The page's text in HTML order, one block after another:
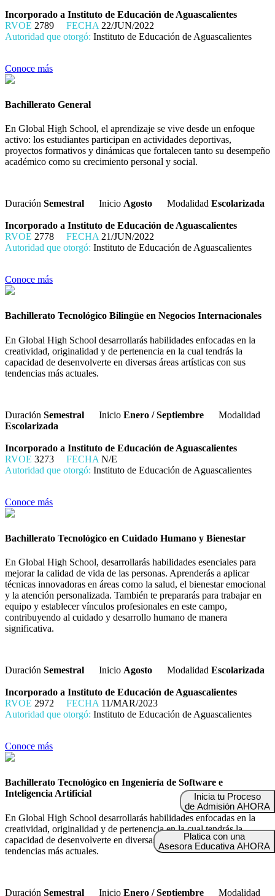
Incorporado a Instituto de Educación de Aguascalientes
RVOE 2789 FECHA 22/JUN/2022
Autoridad que otorgó: Instituto de Educación de Aguascalientes
Conoce más
Bachillerato General
En Global High School, el aprendizaje se vive desde un enfoque
activo: los estudiantes participan en actividades deportivas,
proyectos formativos y dinámicas que fortalecen tanto su desempeño
académico como su crecimiento personal y social.
Duración Semestral Inicio Agosto Modalidad Escolarizada
Incorporado a Instituto de Educación de Aguascalientes
RVOE 2778 FECHA 21/JUN/2022
Autoridad que otorgó: Instituto de Educación de Aguascalientes
Conoce más
Bachillerato Tecnológico Bilingüe en Negocios Internacionales
En Global High School desarrollarás habilidades enfocadas en la
creatividad, originalidad y de pertenencia en la cual tendrás la
capacidad de desenvolverte en diversas áreas artísticas con sus
tendencias más actuales.
Duración Semestral Inicio Enero / Septiembre
Modalidad
Escolarizada
Incorporado a Instituto de Educación de Aguascalientes
RVOE 3273 FECHA N/E
Autoridad que otorgó: Instituto de Educación de Aguascalientes
Conoce más
Bachillerato Tecnológico en Cuidado Humano y Bienestar
En Global High School, desarrollarás habilidades esenciales para
mejorar la calidad de vida de las personas. Aprenderás a aplicar
técnicas innovadoras en áreas como la salud, el bienestar emocional
y la atención personalizada. También te prepararás para trabajar en
equipo y establecer vínculos profesionales en este campo,
contribuyendo al cuidado y desarrollo humano de manera
significativa.
Duración Semestral Inicio Agosto Modalidad Escolarizada
Incorporado a Instituto de Educación de Aguascalientes
RVOE 2972 FECHA 11/MAR/2023
Autoridad que otorgó: Instituto de Educación de Aguascalientes
Conoce más
Bachillerato Tecnológico en Ingeniería de Software e
Inteligencia Artificial
En Global High School desarrollarás habilidades enfocadas en la
creatividad, originalidad y de pertenencia en la cual tendrás la
capacidad de desenvolverte en diversas áreas artísticas con sus
tendencias más actuales.
Duración Semestral Inicio Enero / Septiembre Modalidad
Inicia tu Proceso
de Admisión AHORA
Platica con una
Asesora Educativa AHORA